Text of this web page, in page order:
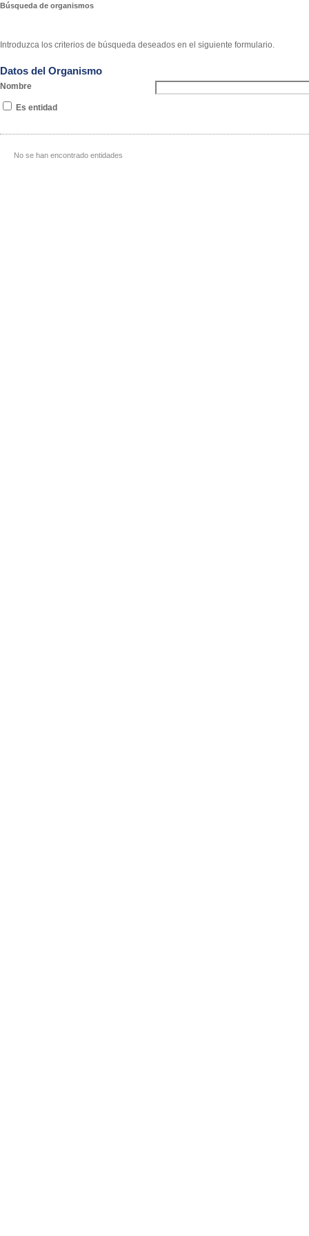
Búsqueda de organismos
Introduzca los criterios de búsqueda deseados en el siguiente formulario.
Datos del Organismo
Nombre
Es entidad
No se han encontrado entidades